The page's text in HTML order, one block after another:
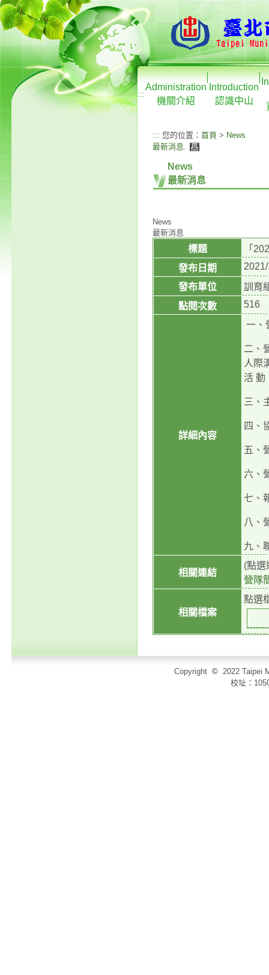
:::
Administration
機關介紹
Introduction
認識中山
::: 您的位置： 首頁 > News
最新消息.
News
最新消息
News
最新消息
標題
「
發布日期
發布單位
訓育
點閱次數
516
詳細內容
一、
二、
人際
活
三、
四、
五、
六、
七、
八、
九、
相關連結
(點選
營隊
相關檔案
點選
Copyright © 2022 Taipei
校址：